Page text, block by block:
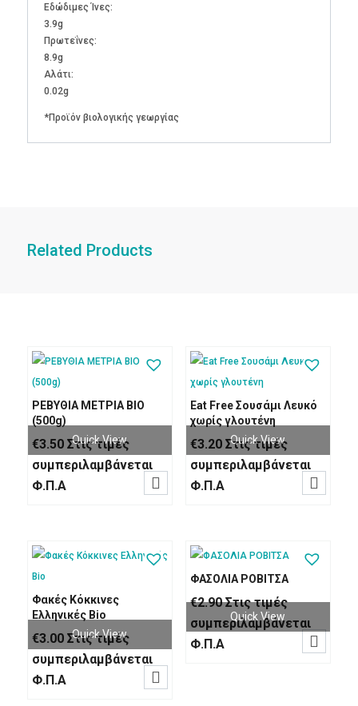
Εδώδιμες Ίνες:
3.9g
Πρωτεΐνες:
8.9g
Αλάτι:
0.02g
*Προϊόν βιολογικής γεωργίας
Related Products
ΡΕΒΥΘΙΑ ΜΕΤΡΙΑ BIO
(500g)
€3.50 Στις τιμές
συμπεριλαμβάνεται
Φ.Π.Α
Quick View

Eat Free Σουσάμι Λευκό
χωρίς γλουτένη
€3.20 Στις τιμές
συμπεριλαμβάνεται
Φ.Π.Α
Quick View

Φακές Κόκκινες
Ελληνικές Bio
€3.00 Στις τιμές
συμπεριλαμβάνεται
Φ.Π.Α
Quick View

ΦΑΣΟΛΙΑ ΡΟΒΙΤΣΑ
€2.90 Στις τιμές
συμπεριλαμβάνεται
Φ.Π.Α
Quick View
